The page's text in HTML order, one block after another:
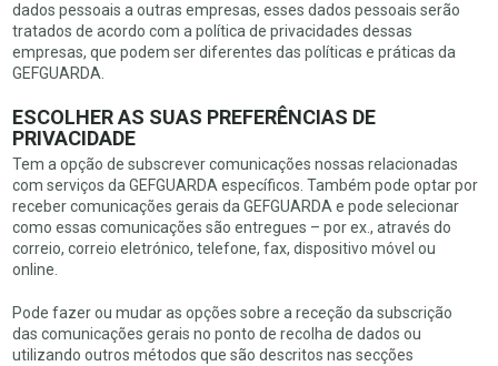
dados pessoais a outras empresas, esses dados pessoais serão
tratados de acordo com a política de privacidades dessas
empresas, que podem ser diferentes das políticas e práticas da
GEFGUARDA.
ESCOLHER AS SUAS PREFERÊNCIAS DE
PRIVACIDADE
Tem a opção de subscrever comunicações nossas relacionadas
com serviços da GEFGUARDA específicos. Também pode optar por
receber comunicações gerais da GEFGUARDA e pode selecionar
como essas comunicações são entregues – por ex., através do
correio, correio eletrónico, telefone, fax, dispositivo móvel ou
online.
Pode fazer ou mudar as opções sobre a receção da subscrição
das comunicações gerais no ponto de recolha de dados ou
utilizando outros métodos que são descritos nas secções